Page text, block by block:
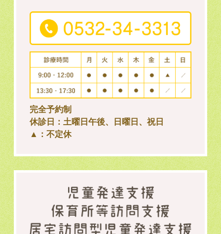
完全予約制
休診日：土曜日午後、日曜日、祝日
▲：不定休